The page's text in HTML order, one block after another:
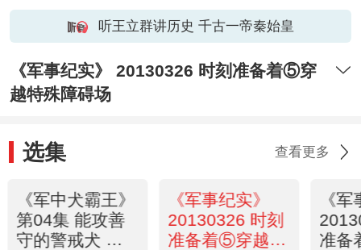
听王立群讲历史 千古一帝秦始皇
《军事纪实》 20130326 时刻准备着⑤穿
越特殊障碍场
选集 查看更多
《军中犬霸王》
第04集 能攻善
守的警戒犬 高
《军事纪实》
20130326 时刻
准备着⑤穿越特
《
准备